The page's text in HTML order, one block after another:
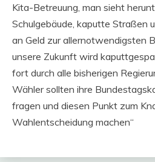
Kita-Betreuung, man sieht
Schulgebäude, kaputte Straßen
an Geld zur allernotwendigsten
unsere Zukunft wird
fort durch alle bisherigen
Wähler sollten ihre
fragen und diesen Punkt zum
Wahlentscheidung machen“